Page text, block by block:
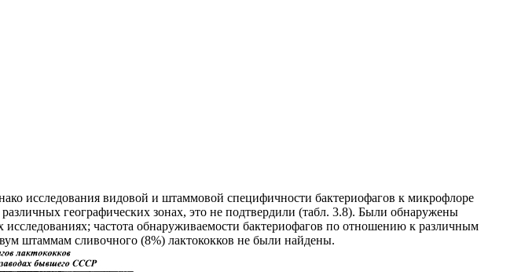
исследования видовой и штаммовой специфичности бактериофагов к микрофлоре
географических зонах, это не подтвердили (табл. 3.8). Были обнаружены
исследованиях; частота обнаруживаемости бактериофагов по отношению к различным
штаммам сливочного (8%) лактококков не были найдены.